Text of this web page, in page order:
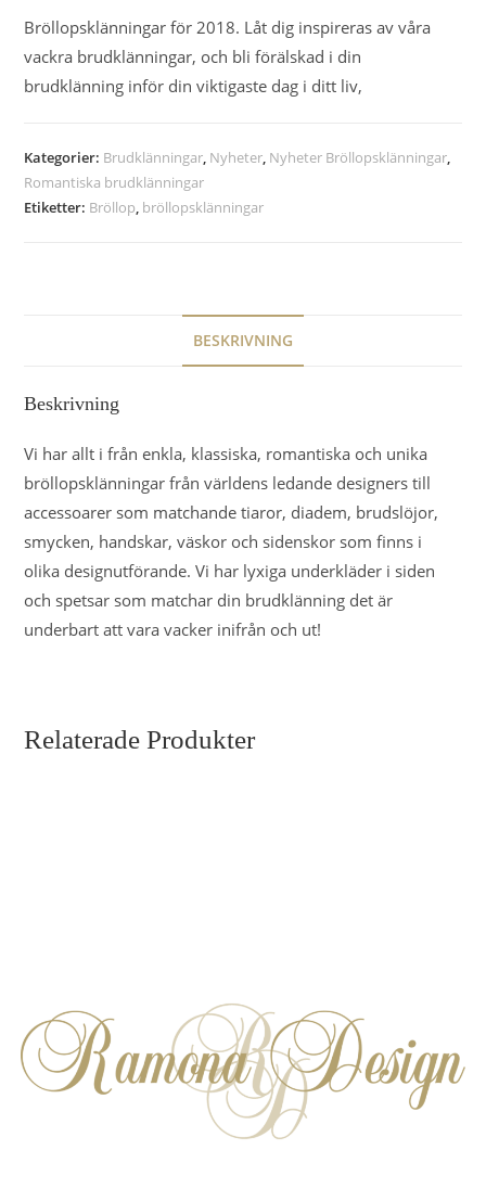
Bröllopsklänningar för 2018. Låt dig inspireras av våra
vackra brudklänningar, och bli förälskad i din
brudklänning inför din viktigaste dag i ditt liv,
Kategorier: Brudklänningar, Nyheter, Nyheter Bröllopsklänningar,
Romantiska brudklänningar
Etiketter: Bröllop, bröllopsklänningar
BESKRIVNING
Beskrivning
Vi har allt i från enkla, klassiska, romantiska och unika
bröllopsklänningar från världens ledande designers till
accessoarer som matchande tiaror, diadem, brudslöjor,
smycken, handskar, väskor och sidenskor som finns i
olika designutförande. Vi har lyxiga underkläder i siden
och spetsar som matchar din brudklänning det är
underbart att vara vacker inifrån och ut!
Relaterade Produkter